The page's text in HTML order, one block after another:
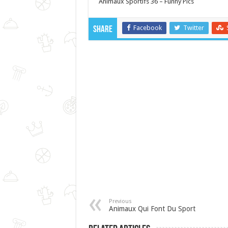
Share Facebook Twitter
Previous
Animaux Qui Font Du Sport